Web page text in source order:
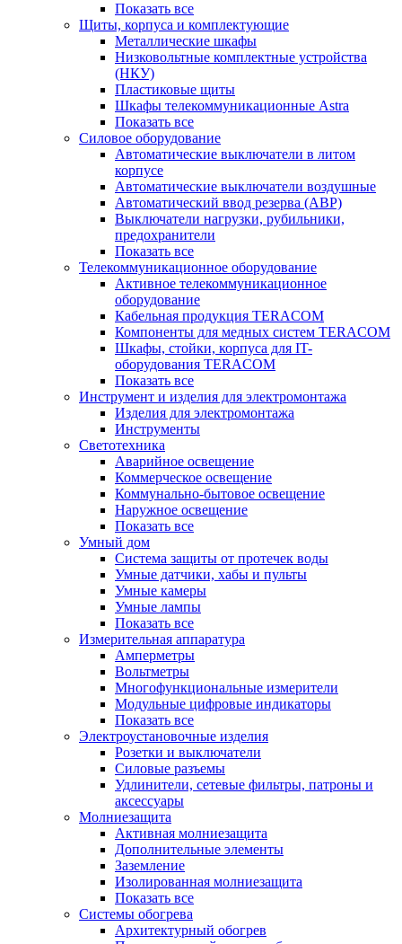
Показать все
Щиты, корпуса и комплектующие
Металлические шкафы
Низковольтные комплектные устройства
(НКУ)
Пластиковые щиты
Шкафы телекоммуникационные Astra
Показать все
Силовое оборудование
Автоматические выключатели в литом
корпусе
Автоматические выключатели воздушные
Автоматический ввод резерва (АВР)
Выключатели нагрузки, рубильники,
предохранители
Показать все
Телекоммуникационное оборудование
Активное телекоммуникационное
оборудование
Кабельная продукция TERACOM
Компоненты для медных систем TERACOM
Шкафы, стойки, корпуса для IT-
оборудования TERACOM
Показать все
Инструмент и изделия для электромонтажа
Изделия для электромонтажа
Инструменты
Светотехника
Аварийное освещение
Коммерческое освещение
Коммунально-бытовое освещение
Наружное освещение
Показать все
Умный дом
Система защиты от протечек воды
Умные датчики, хабы и пульты
Умные камеры
Умные лампы
Показать все
Измерительная аппаратура
Амперметры
Вольтметры
Многофункциональные измерители
Модульные цифровые индикаторы
Показать все
Электроустановочные изделия
Розетки и выключатели
Силовые разъемы
Удлинители, сетевые фильтры, патроны и
аксессуары
Молниезащита
Активная молниезащита
Дополнительные элементы
Заземление
Изолированная молниезащита
Показать все
Системы обогрева
Архитектурный обогрев